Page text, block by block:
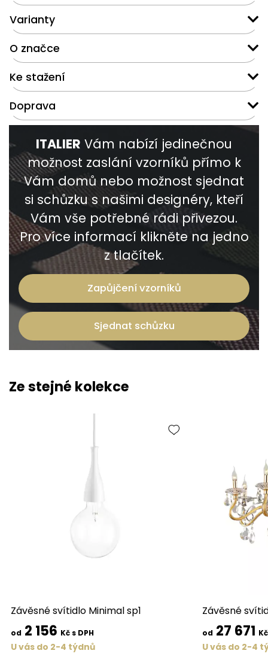
Varianty
O značce
Ke stažení
Doprava
ITALIER Vám nabízí jedinečnou
možnost zaslání vzorníků přímo k
Vám domů nebo možnost sjednat
si schůzku s našimi designéry, kteří
Vám vše potřebné rádi přivezou.
Pro více informací klikněte na jedno
z tlačítek.
Zapůjčení vzorníků
Sjednat schůzku
Ze stejné kolekce
Závěsné svítidlo Minimal sp1
od 2 156 Kč s DPH
U vás do 2-4 týdnů
Závěsné
od 27 671
U vás do 2-4